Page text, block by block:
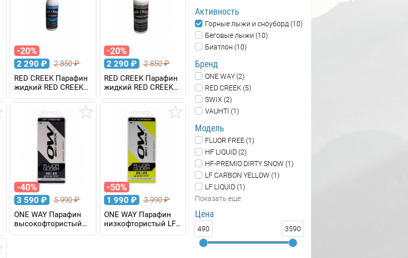
-20%
2 290 ₽ 2 850₽
RED CREEK Парафин
жидкий RED CREEK
LF SUPER BLUE -2/-16
C, 80 мл
-20%
2 290 ₽ 2 850₽
RED CREEK Парафин
жидкий RED CREEK
LF HARD BASE, 80 мл
-40%
3 590 ₽ 5 990₽
ONE WAY Парафин
высокофтористый
HF PREMIO BLACK
-50%
1 990 ₽ 3 990₽
ONE WAY Парафин
низкофтористый LF
CARBON YELLOW
Активность
Горные лыжи и сноуборд (10)
Беговые лыжи (10)
Биатлон (10)
Бренд
ONE WAY (2)
RED CREEK (5)
SWIX (2)
VAUHTI (1)
Модель
FLUOR FREE (1)
HF LIQUID (2)
HF-PREMIO DIRTY SNOW (1)
LF CARBON YELLOW (1)
LF LIQUID (1)
Показать еще
Цена
490 3590